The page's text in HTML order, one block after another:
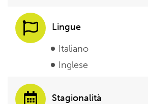
Lingue
Italiano
Inglese
Stagionalità